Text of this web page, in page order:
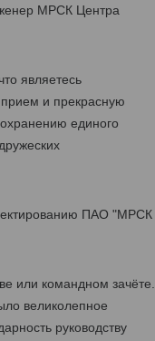
МРСК Центра
являетесь
и прекрасную
единого
ПАО "МРСК
или командном зачёте.
великолепное
руководству